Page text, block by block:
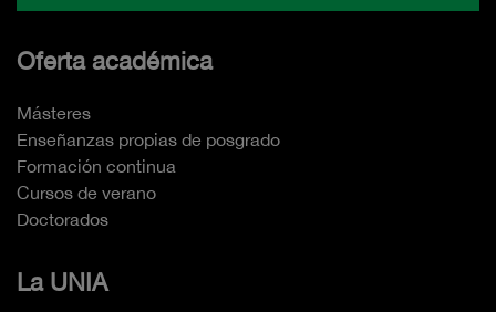
Oferta académica
Másteres
Enseñanzas propias de posgrado
Formación continua
Cursos de verano
Doctorados
La UNIA